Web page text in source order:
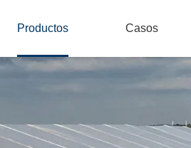
Productos Casos